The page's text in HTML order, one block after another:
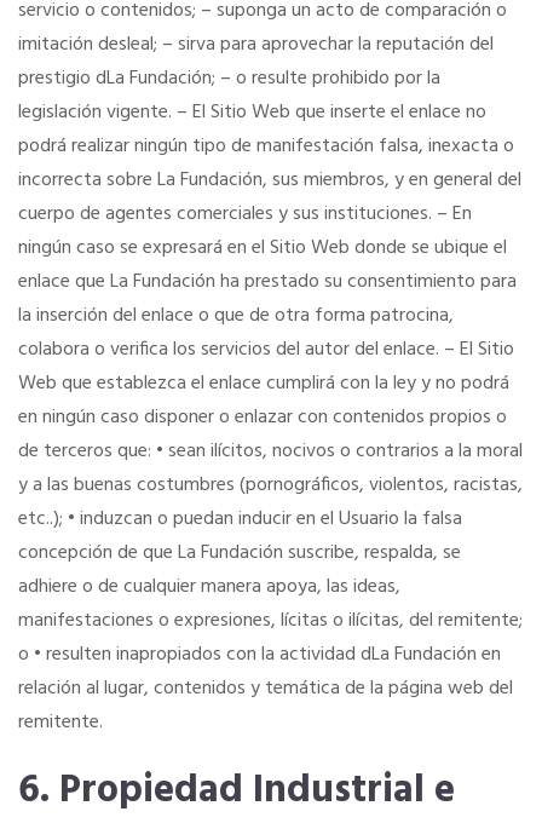
servicio o contenidos; – suponga un acto de comparación o
imitación desleal; – sirva para aprovechar la reputación del
prestigio dLa Fundación; – o resulte prohibido por la
legislación vigente. – El Sitio Web que inserte el enlace no
podrá realizar ningún tipo de manifestación falsa, inexacta o
incorrecta sobre La Fundación, sus miembros, y en general del
cuerpo de agentes comerciales y sus instituciones. – En
ningún caso se expresará en el Sitio Web donde se ubique el
enlace que La Fundación ha prestado su consentimiento para
la inserción del enlace o que de otra forma patrocina,
colabora o verifica los servicios del autor del enlace. – El Sitio
Web que establezca el enlace cumplirá con la ley y no podrá
en ningún caso disponer o enlazar con contenidos propios o
de terceros que: • sean ilícitos, nocivos o contrarios a la moral
y a las buenas costumbres (pornográficos, violentos, racistas,
etc..); • induzcan o puedan inducir en el Usuario la falsa
concepción de que La Fundación suscribe, respalda, se
adhiere o de cualquier manera apoya, las ideas,
manifestaciones o expresiones, lícitas o ilícitas, del remitente;
o • resulten inapropiados con la actividad dLa Fundación en
relación al lugar, contenidos y temática de la página web del
remitente.
6. Propiedad Industrial e